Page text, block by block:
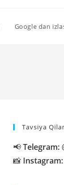
Google dan
Tavsiya
📢Telegram:
📸 Instagram: